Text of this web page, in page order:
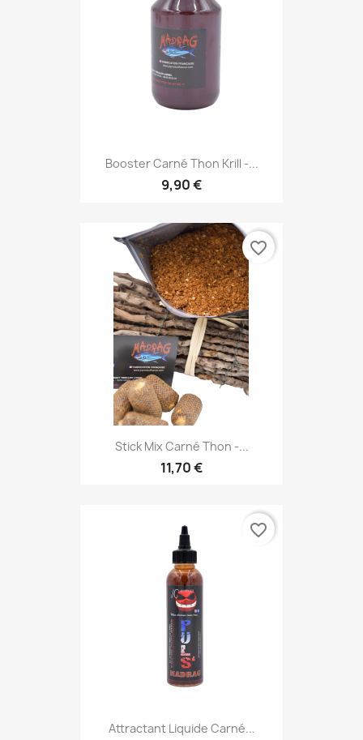
Booster Carné Thon Krill -...
9,90 €
Stick Mix Carné Thon -...
11,70 €
favorite_border
Attractant Liquide Carné...
favorite_border